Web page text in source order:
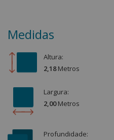
Medidas
Altura:
2,18 Metros
Largura:
2,00 Metros
Profundidade: